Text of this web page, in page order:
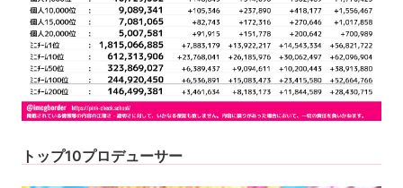
トップ10プロデューサー